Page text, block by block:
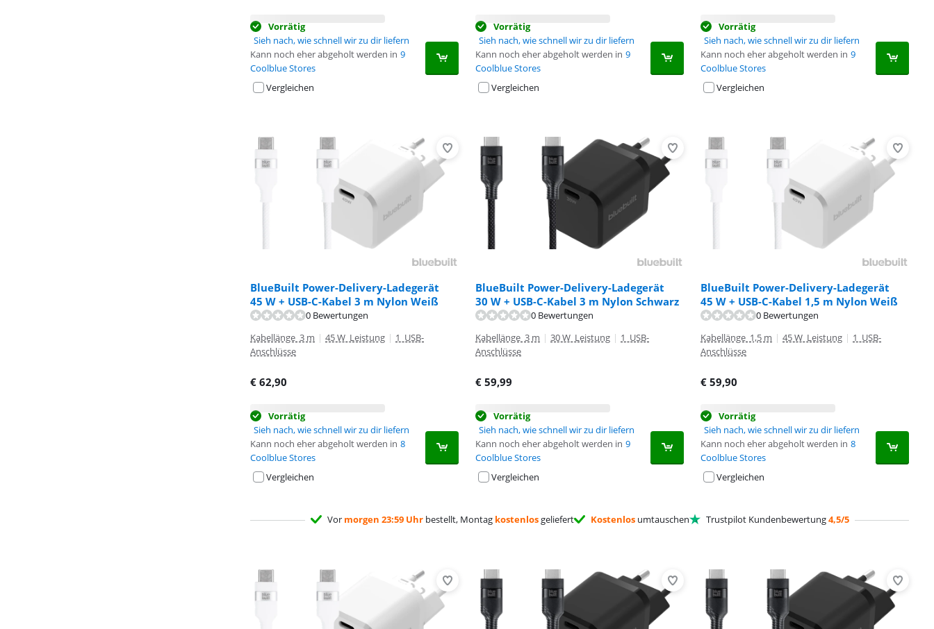
Vorrätig
Sieh nach, wie schnell wir zu dir liefern
Kann noch eher abgeholt werden in 9
Coolblue Stores
Vergleichen
Vorrätig
Sieh nach, wie schnell wir zu dir liefern
Kann noch eher abgeholt werden in 9
Coolblue Stores
Vergleichen
Vorrätig
Sieh nach, wie schnell wir zu dir liefern
Kann noch eher abgeholt werden in 9
Coolblue Stores
Vergleichen
BlueBuilt Power-Delivery-Ladegerät
45 W + USB-C-Kabel 3 m Nylon Weiß
0 Bewertungen
Kabellänge 3 m | 45 W Leistung | 1 USB-
Anschlüsse
€ 62,90
Vorrätig
Sieh nach, wie schnell wir zu dir liefern
Kann noch eher abgeholt werden in 8
Coolblue Stores
Vergleichen
BlueBuilt Power-Delivery-Ladegerät
30 W + USB-C-Kabel 3 m Nylon Schwarz
0 Bewertungen
Kabellänge 3 m | 30 W Leistung | 1 USB-
Anschlüsse
€ 59,99
Vorrätig
Sieh nach, wie schnell wir zu dir liefern
Kann noch eher abgeholt werden in 9
Coolblue Stores
Vergleichen
BlueBuilt Power-Delivery-Ladegerät
45 W + USB-C-Kabel 1,5 m Nylon Weiß
0 Bewertungen
Kabellänge 1,5 m | 45 W Leistung | 1 USB-
Anschlüsse
€ 59,90
Vorrätig
Sieh nach, wie schnell wir zu dir liefern
Kann noch eher abgeholt werden in 8
Coolblue Stores
Vergleichen
Vor morgen 23:59 Uhrbestellt, Montag kostenlosgeliefert Kostenlosumtauschen Trustpilot Kundenbewertung4,5/5